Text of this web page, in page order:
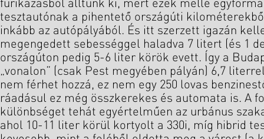
furikázásból álltunk ki, mert ezek mellé
tesztautónak a pihentető országúti
inkább az autópályából. És itt szerzett igazán
megengedett sebességgel haladva 7 litert (és 1
országúton pedig 5-6 liter körök evett. Így a
„vonalon” (csak Pest megyében pályán) 6,7
nem férhet hozzá, ez nem egy 250 lovas
ráadásul ez még összkerekes és automata is. A
különbséget tehát egyértelműen az urbánus
ahol 10-11 liter körül kortyolt a 330i, míg hibrid